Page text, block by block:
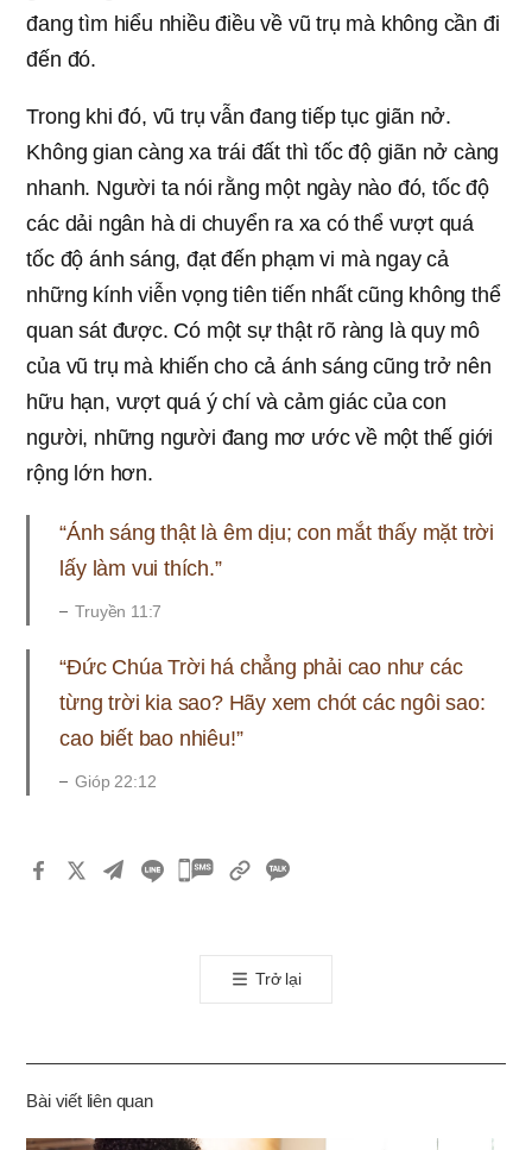
đang tìm hiểu nhiều điều về vũ trụ mà không cần đi
đến đó.
Trong khi đó, vũ trụ vẫn đang tiếp tục giãn nở.
Không gian càng xa trái đất thì tốc độ giãn nở càng
nhanh. Người ta nói rằng một ngày nào đó, tốc độ
các dải ngân hà di chuyển ra xa có thể vượt quá
tốc độ ánh sáng, đạt đến phạm vi mà ngay cả
những kính viễn vọng tiên tiến nhất cũng không thể
quan sát được. Có một sự thật rõ ràng là quy mô
của vũ trụ mà khiến cho cả ánh sáng cũng trở nên
hữu hạn, vượt quá ý chí và cảm giác của con
người, những người đang mơ ước về một thế giới
rộng lớn hơn.
“Ánh sáng thật là êm dịu; con mắt thấy mặt trời
lấy làm vui thích.”
Truyền 11:7
“Đức Chúa Trời há chẳng phải cao như các
từng trời kia sao? Hãy xem chót các ngôi sao:
cao biết bao nhiêu!”
Gióp 22:12
카
톡
공
기
Trở lại
Bài viết liên quan